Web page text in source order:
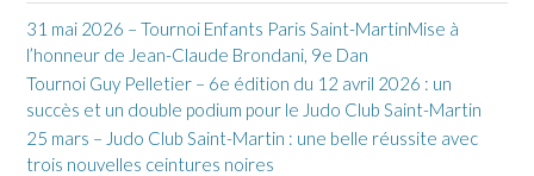
31 mai 2026 – Tournoi Enfants Paris Saint-MartinMise à
l’honneur de Jean-Claude Brondani, 9e Dan
Tournoi Guy Pelletier – 6e édition du 12 avril 2026 : un
succès et un double podium pour le Judo Club Saint-Martin
25 mars – Judo Club Saint-Martin : une belle réussite avec
trois nouvelles ceintures noires